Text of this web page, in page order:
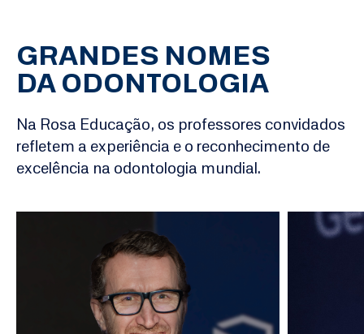
GRANDES NOMES
DA ODONTOLOGIA
Na Rosa Educação, os professores convidados
refletem a experiência e o reconhecimento de
excelência na odontologia mundial.